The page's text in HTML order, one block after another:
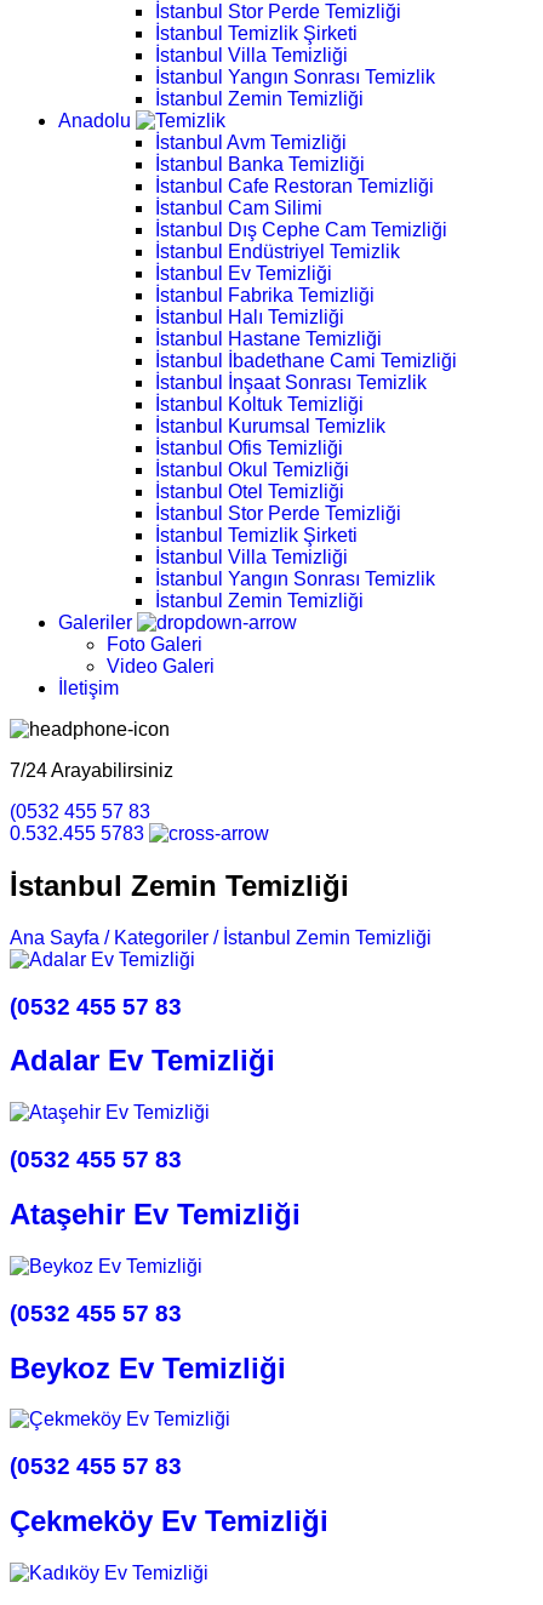
İstanbul Stor Perde Temizliği
İstanbul Temizlik Şirketi
İstanbul Villa Temizliği
İstanbul Yangın Sonrası Temizlik
İstanbul Zemin Temizliği
Anadolu
İstanbul Avm Temizliği
İstanbul Banka Temizliği
İstanbul Cafe Restoran Temizliği
İstanbul Cam Silimi
İstanbul Dış Cephe Cam Temizliği
İstanbul Endüstriyel Temizlik
İstanbul Ev Temizliği
İstanbul Fabrika Temizliği
İstanbul Halı Temizliği
İstanbul Hastane Temizliği
İstanbul İbadethane Cami Temizliği
İstanbul İnşaat Sonrası Temizlik
İstanbul Koltuk Temizliği
İstanbul Kurumsal Temizlik
İstanbul Ofis Temizliği
İstanbul Okul Temizliği
İstanbul Otel Temizliği
İstanbul Stor Perde Temizliği
İstanbul Temizlik Şirketi
İstanbul Villa Temizliği
İstanbul Yangın Sonrası Temizlik
İstanbul Zemin Temizliği
Galeriler
Foto Galeri
Video Galeri
İletişim
7/24 Arayabilirsiniz
(0532 455 57 83
0.532.455 5783
İstanbul Zemin Temizliği
Ana Sayfa / Kategoriler / İstanbul Zemin Temizliği
(0532 455 57 83
Adalar Ev Temizliği
(0532 455 57 83
Ataşehir Ev Temizliği
(0532 455 57 83
Beykoz Ev Temizliği
(0532 455 57 83
Çekmeköy Ev Temizliği